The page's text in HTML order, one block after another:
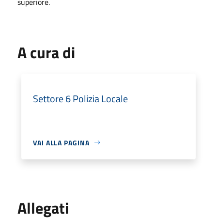
A cura di
Settore 6 Polizia Locale
VAI ALLA PAGINA
Allegati